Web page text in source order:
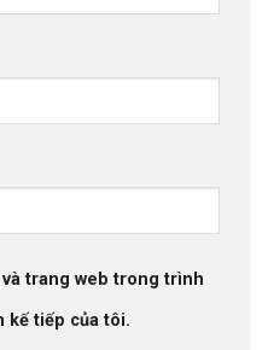
trang web trong trình
kế tiếp của tôi.